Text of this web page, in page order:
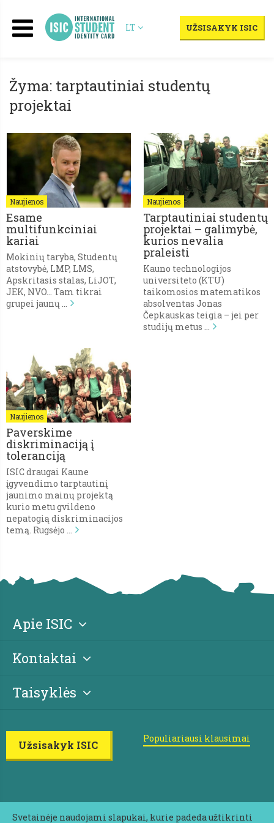
LT UŽSISAKYK ISIC
Žyma: tarptautiniai studentų
projektai
Naujienos
Esame
multifunkciniai
kariai
Mokinių taryba, Studentų
atstovybė, LMP, LMS,
Apskritasis stalas, LiJOT,
JEK, NVO… Tam tikrai
grupei jaunų …
Naujienos
Tarptautiniai studentų
projektai – galimybė,
kurios nevalia
praleisti
Kauno technologijos
universiteto (KTU)
taikomosios matematikos
absolventas Jonas
Čepkauskas teigia – jei per
studijų metus …
Naujienos
Paverskime
diskriminaciją į
toleranciją
ISIC draugai Kaune
įgyvendimo tarptautinį
jaunimo mainų projektą
kurio metu gvildeno
nepatogią diskriminacijos
temą. Rugsėjo …
Apie ISIC
Kontaktai
Taisyklės
Užsisakyk ISIC
Populiariausi klausimai
Svetainėje naudojami slapukai, kurie padeda užtikrinti